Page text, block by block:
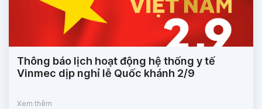
Thông báo lịch hoạt động hệ thống y tế
Vinmec dịp nghỉ lễ Quốc khánh 2/9
Xem thêm